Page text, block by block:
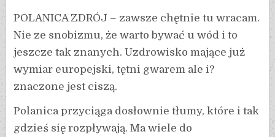
POLANICA ZDRÓJ – zawsze chętnie tu wracam.
Nie ze snobizmu, że warto bywać u wód i to
jeszcze tak znanych. Uzdrowisko mające już
wymiar europejski, tętni gwarem ale i?
znaczone jest ciszą.
Polanica przyciąga dosłownie tłumy, które i tak
gdzieś się rozpływają. Ma wiele do